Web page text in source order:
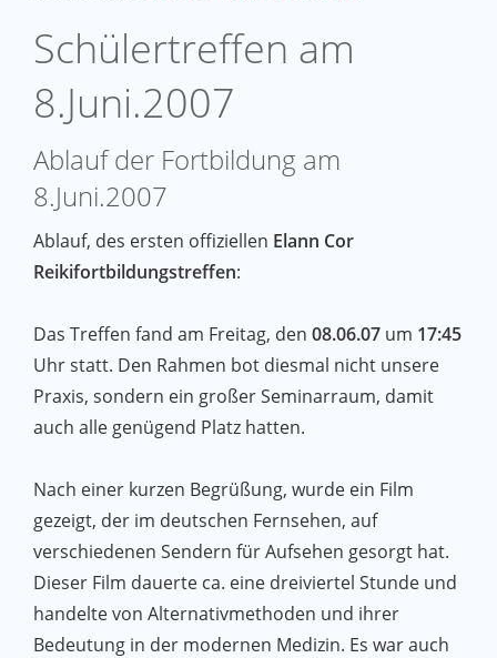
Schülertreffen am
8.Juni.2007
Ablauf der Fortbildung am
8.Juni.2007
Ablauf, des ersten offiziellen Elann Cor
Reikifortbildungstreffen:
Das Treffen fand am Freitag, den 08.06.07 um 17:45
Uhr statt. Den Rahmen bot diesmal nicht unsere
Praxis, sondern ein großer Seminarraum, damit
auch alle genügend Platz hatten.
Nach einer kurzen Begrüßung, wurde ein Film
gezeigt, der im deutschen Fernsehen, auf
verschiedenen Sendern für Aufsehen gesorgt hat.
Dieser Film dauerte ca. eine dreiviertel Stunde und
handelte von Alternativmethoden und ihrer
Bedeutung in der modernen Medizin. Es war auch